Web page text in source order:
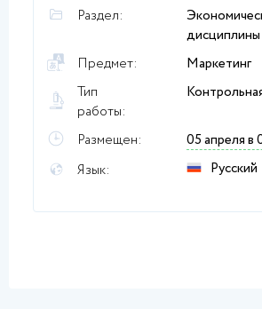
Раздел:
дисциплины
Предмет:
Маркетинг
Тип
работы:
Размещен:
05 апреля в
Язык:
Русский